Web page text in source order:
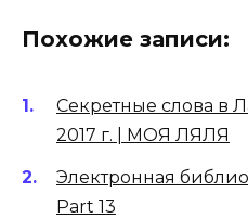
Похожие записи:
Секретные слова в
2017 г. | МОЯ ЛЯЛЯ
Электронная
Part 13